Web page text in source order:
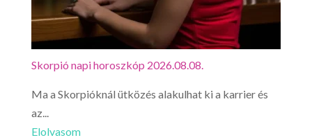
Skorpió napi horoszkóp 2026.08.08.
Ma a Skorpióknál ütközés alakulhat ki a karrier és
az...
Elolvasom